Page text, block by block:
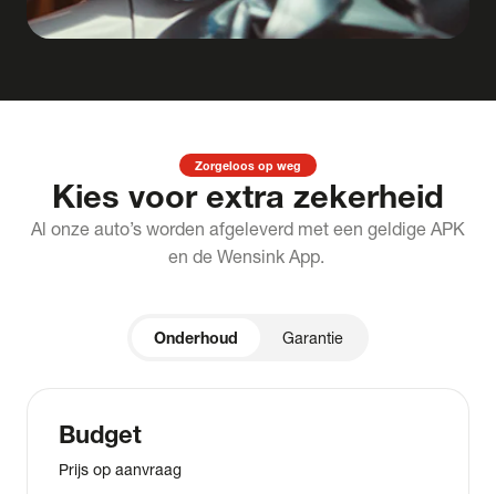
Zorgeloos op weg
Kies voor extra zekerheid
Al onze auto’s worden afgeleverd met een geldige APK
en de Wensink App.
Onderhoud Garantie
Budget
Prijs op aanvraag